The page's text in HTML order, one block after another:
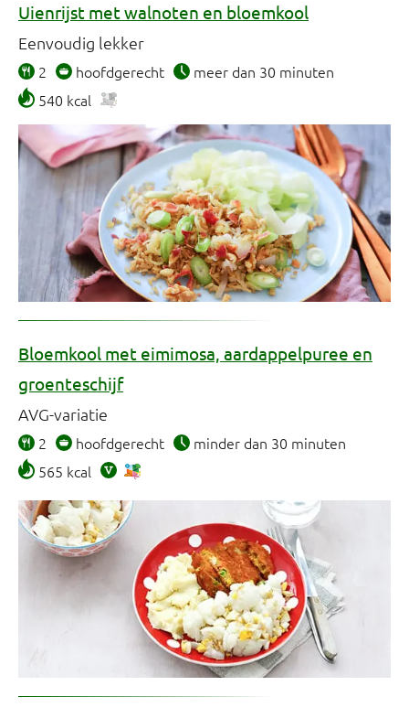
Uienrijst met walnoten en bloemkool
Eenvoudig lekker
2 hoofdgerecht
meer dan 30 minuten
540 kcal
Bloemkool met eimimosa, aardappelpuree en
groenteschijf
AVG-variatie
2 hoofdgerecht
minder dan 30 minuten
565 kcal